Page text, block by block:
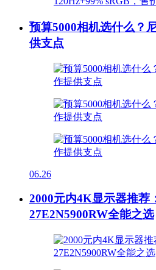
预算5000相机选什么？
供支点
06.26
2000元内4K显示器推荐
27E2N5900RW全能之选